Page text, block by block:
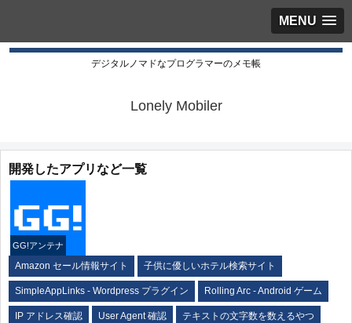
MENU
デジタルノマドなプログラマーのメモ帳
Lonely Mobiler
開発したアプリなど一覧
GG!アンテナ
Amazon セール情報サイト 子供に優しいホテル検索サイト
SimpleAppLinks - Wordpress プラグイン Rolling Arc - Android ゲーム
IP アドレス確認 User Agent 確認 テキストの文字数を数えるやつ